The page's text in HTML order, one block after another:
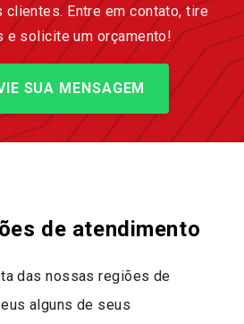
Entre em contato, tire
e solicite um orçamento!
SUA MENSAGEM
de atendimento
das nossas regiões de
alguns de seus